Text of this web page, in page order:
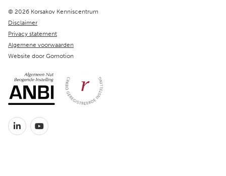
Copyright navigation
© 2026 Korsakov Kenniscentrum
Disclaimer
Privacy statement
Algemene voorwaarden
Website door Gomotion